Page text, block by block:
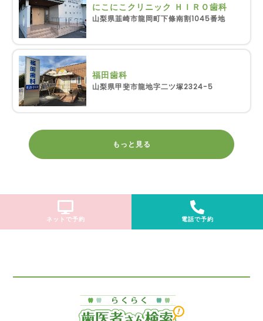
にこにこクリニック ＨＩＲＯ歯科
山梨県韮崎市龍岡町下條南割1045番地
福田歯科
山梨県甲斐市龍地字二ツ塚2324-5
もっと見る
ネットで予約 電話で予約